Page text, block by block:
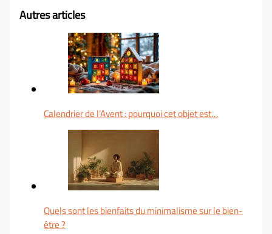
Autres articles
Calendrier de l’Avent : pourquoi cet objet est…
Quels sont les bienfaits du minimalisme sur le bien-
être ?